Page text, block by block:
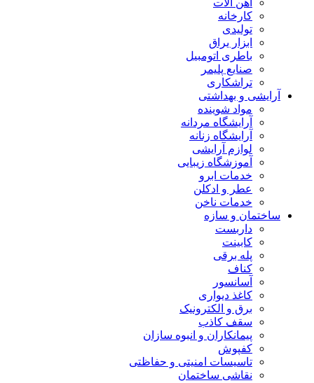
آهن آلات
کارخانه
تولیدی
ابزار یراق
باطری اتومبیل
صنایع پلیمر
تراشکاری
آرایشی و بهداشتی
مواد شوینده
آرایشگاه مردانه
آرایشگاه زنانه
لوازم آرایشی
آموزشگاه زیبایی
خدمات ابرو
عطر و ادکلن
خدمات ناخن
ساختمان و سازه
داربست
کابینت
پله برقی
کناف
آسانسور
کاغذ دیواری
برق و الکترونیک
سقف کاذب
پیمانکاران و انبوه سازان
کفپوش
تاسیسات امنیتی و حفاظتی
نقاشی ساختمان